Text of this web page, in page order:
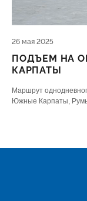
26 мая 2025
ПОДЪЕМ НА
КАРПАТЫ
Маршрут
Южные Карпаты,